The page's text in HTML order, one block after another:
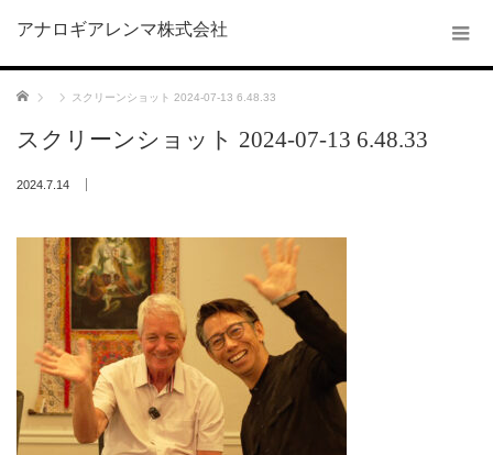
アナロギアレンマ株式会社
ホーム スクリーンショット 2024-07-13 6.48.33
スクリーンショット 2024-07-13 6.48.33
2024.7.14